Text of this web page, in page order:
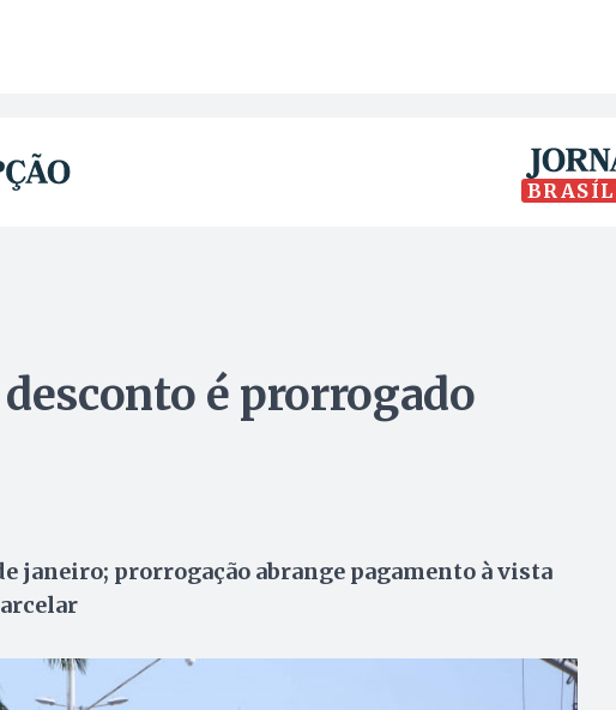
é prorrogado
janeiro; prorrogação abrange pagamento à vista